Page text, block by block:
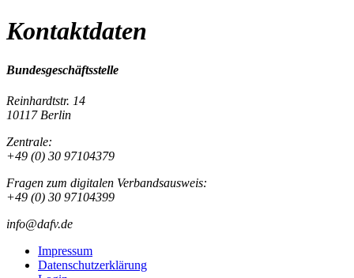
Kontaktdaten
Bundesgeschäftsstelle
Reinhardtstr. 14
10117 Berlin
Zentrale:
+49 (0) 30 97104379
Fragen zum digitalen Verbandsausweis:
+49 (0) 30 97104399
info@dafv.de
Impressum
Datenschutzerklärung